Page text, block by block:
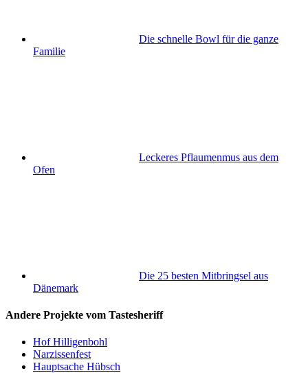
Die schnelle Bowl für die ganze
Familie
Leckeres Pflaumenmus aus dem
Ofen
Die 25 besten Mitbringsel aus
Dänemark
Andere Projekte vom Tastesheriff
Hof Hilligenbohl
Narzissenfest
Hauptsache Hübsch